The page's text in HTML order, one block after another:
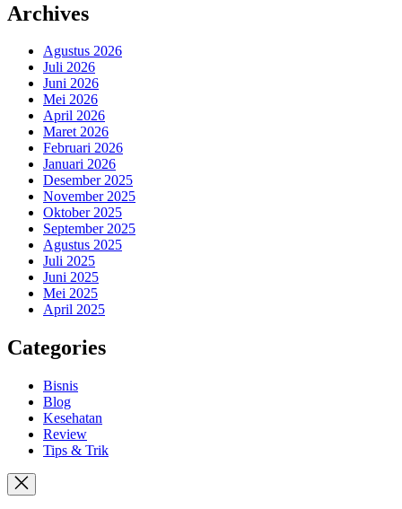
Archives
Agustus 2026
Juli 2026
Juni 2026
Mei 2026
April 2026
Maret 2026
Februari 2026
Januari 2026
Desember 2025
November 2025
Oktober 2025
September 2025
Agustus 2025
Juli 2025
Juni 2025
Mei 2025
April 2025
Categories
Bisnis
Blog
Kesehatan
Review
Tips & Trik